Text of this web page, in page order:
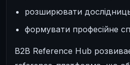
розширювати
формувати професійне
B2B Reference Hub